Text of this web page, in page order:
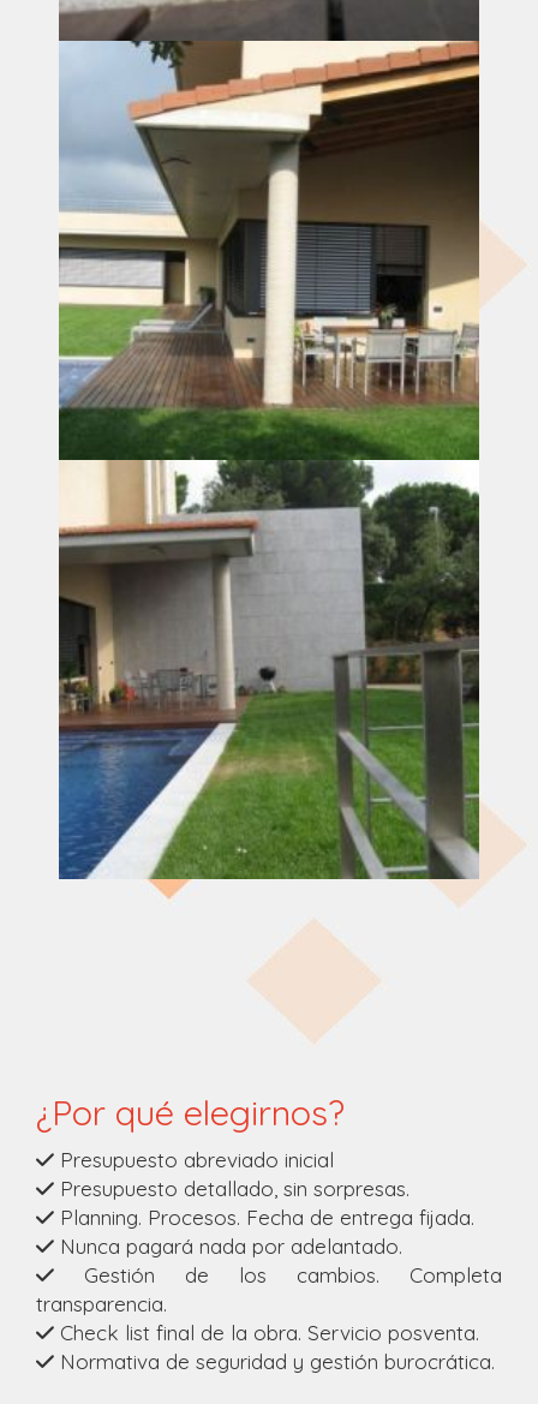
¿Por qué elegirnos?
Presupuesto abreviado inicial
Presupuesto detallado, sin sorpresas.
Planning. Procesos. Fecha de entrega fijada.
Nunca pagará nada por adelantado.
Gestión de los cambios. Completa
transparencia.
Check list final de la obra. Servicio posventa.
Normativa de seguridad y gestión burocrática.